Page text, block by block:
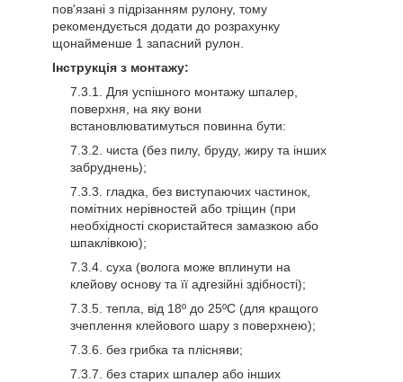
пов'язані з підрізанням рулону, тому
рекомендується додати до розрахунку
щонайменше 1 запасний рулон.
Інструкція з монтажу:
Для успішного монтажу шпалер,
поверхня, на яку вони
встановлюватимуться повинна бути:
чиста (без пилу, бруду, жиру та інших
забруднень);
гладка, без виступаючих частинок,
помітних нерівностей або тріщин (при
необхідності скористайтеся замазкою або
шпаклівкою);
суха (волога може вплинути на
клейову основу та її адгезійні здібності);
тепла, від 18º до 25ºС (для кращого
зчеплення клейового шару з поверхнею);
без грибка та плісняви;
без старих шпалер або інших